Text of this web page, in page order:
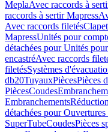
MeplaAvec raccords à
raccords à sertir Mapress
Avec raccords filetés
MapressUnités pour
détachées pour Unités
encastréAvec raccords
filetésSystèmes
db20TuyauxPiècesPièces
PiècesCoudes
Embranchements
détachées pour
SuperTubeCoudesPièces